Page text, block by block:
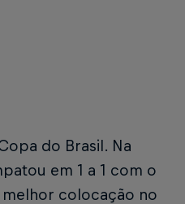
do Brasil. Na
em 1 a 1 com o
melhor colocação no